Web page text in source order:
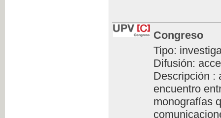
Congreso
Tipo:
Difusión:
Descripción :
encuentro
monografías